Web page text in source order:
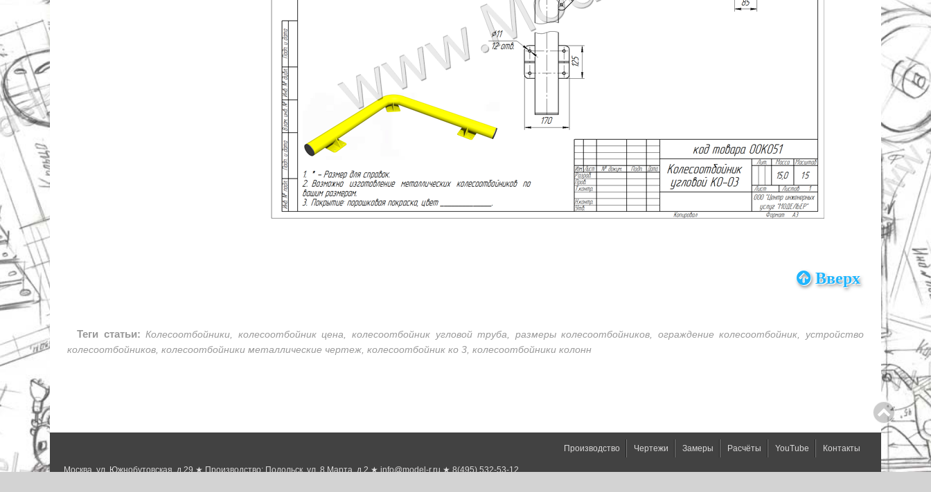
Вверх
Теги статьи: Колесоотбойники, колесоотбойник цена, колесоотбойник угловой труба, размеры колесоотбойников, ограждение колесоотбойник, устройство
колесоотбойников, колесоотбойники металлические чертеж, колесоотбойник ко 3, колесоотбойники колонн
Производство Чертежи Замеры Расчёты YouTube Контакты
Москва, ул. Южнобутовская, д.29 ★ Производство: Подольск, ул. 8 Марта, д.2 ★info@model-r.ru★8(495) 532-53-12